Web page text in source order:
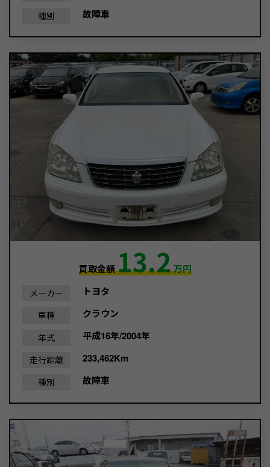
種別 故障車
買取金額13.2万円
メーカー トヨタ
車種 クラウン
年式 平成16年/2004年
走行距離 233,462Km
種別 故障車